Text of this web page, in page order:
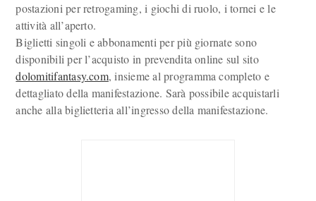
postazioni per retrogaming, i giochi di ruolo, i tornei e le
attività all’aperto.
Biglietti singoli e abbonamenti per più giornate sono
disponibili per l’acquisto in prevendita online sul sito
dolomitifantasy.com, insieme al programma completo e
dettagliato della manifestazione. Sarà possibile acquistarli
anche alla biglietteria all’ingresso della manifestazione.